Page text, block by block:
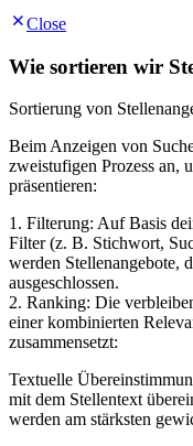
Close
Wie sortieren wir
Sortierung von
Beim Anzeigen von
zweistufigen Prozess an,
präsentieren:
1. Filterung: Auf Basis
Filter (z. B. Stichwort,
werden Stellenangebote,
ausgeschlossen.
2. Ranking: Die
einer kombinierten
zusammensetzt:
Textuelle
mit dem Stellentext
werden am stärksten